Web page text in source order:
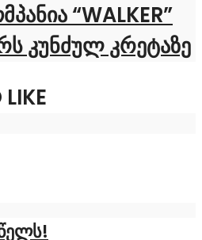
“WALKER”
კუნძულ კრეტაზე